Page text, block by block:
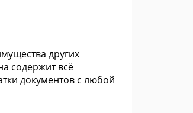
других
содержит всё
документов с любой